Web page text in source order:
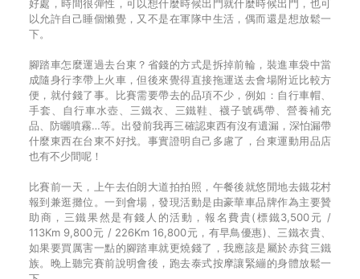
好處，時間很彈性，可以想什麼時候出門就什麼時候出門，也可
以允許自己睡個懶覺，又不是在軍隊中生活，偶而還是想放鬆一
下。
腳踏車怎麼運過去台東？省錢的方式是拆掉前輪，裝進車袋中當
成隨身行李帶上火車，但後來覺得直接拖運送去會場附近比較方
便，就付錢了事。比賽需要帶去的品項不少，例如：自行車帽、
手套、自行車水壺、三鐵衣、三鐵鞋、襪子號碼帶、營養補充
品、防曬噴霧…等。出發前我再三確認東西有沒有遺漏，深怕漏帶
什麼東西在台東不好找。事實證明自己多慮了，台東運動用品店
也有不少間呢！
比賽前一天，上午去伯朗大道拍拍照，午餐後就悠閒地去鐵花村
報到兼逛攤位。一到會場，發現活動是由豪華車品牌作為主要贊
助商，三鐵果然是有錢人的活動，報名費貴(標鐵3,500元 /
113Km 9,800元 / 226Km 16,800元，有早鳥優惠)、三鐵衣貴、
如果要買厲害一點的腳踏車就更燒錢了，我應該是屬於赤貧三鐵
族。晚上聽完賽前說明會後，跑去泰式按摩讓緊繃的身體放鬆一